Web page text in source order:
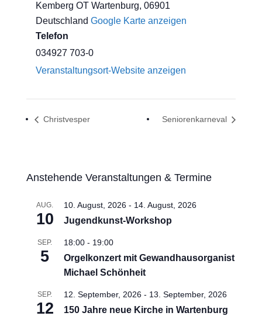
Kemberg OT Wartenburg, 06901
Deutschland Google Karte anzeigen
Telefon
034927 703-0
Veranstaltungsort-Website anzeigen
Christvesper Seniorenkarneval
Anstehende Veranstaltungen & Termine
AUG.
10
10. August, 2026- 14. August, 2026
Jugendkunst-Workshop
SEP.
5
18:00- 19:00
Orgelkonzert mit Gewandhausorganist
Michael Schönheit
SEP.
12
12. September, 2026- 13. September, 2026
150 Jahre neue Kirche in Wartenburg